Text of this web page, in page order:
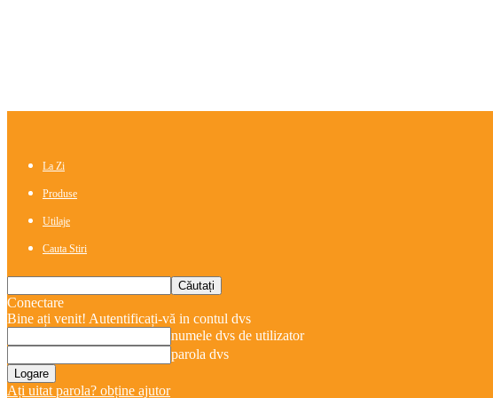
La Zi
Produse
Utilaje
Cauta Stiri
Conectare
Bine ați venit! Autentificați-vă in contul dvs
numele dvs de utilizator
parola dvs
Ați uitat parola? obține ajutor